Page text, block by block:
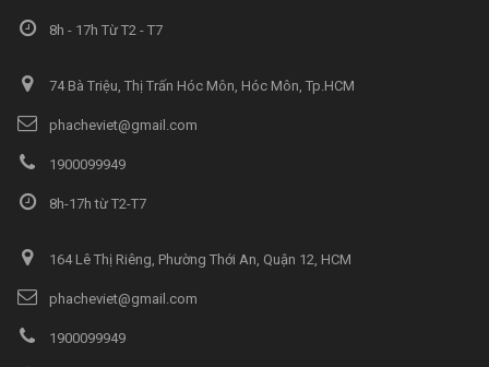
8h - 17h Từ T2 - T7
74 Bà Triệu, Thị Trấn Hóc Môn, Hóc Môn, Tp.HCM
phacheviet@gmail.com
1900099949
8h-17h từ T2-T7
164 Lê Thị Riêng, Phường Thới An, Quận 12, HCM
phacheviet@gmail.com
1900099949